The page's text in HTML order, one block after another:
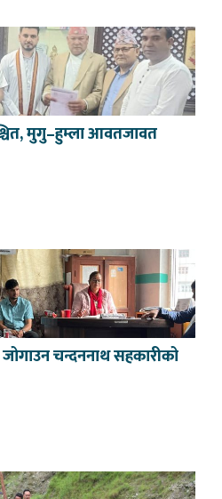
मुगु–हुम्ला आवतजावत
चन्दननाथ सहकारीको